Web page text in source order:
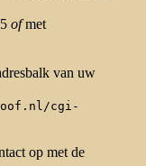
ofmet
van uw
cgi-
op met de